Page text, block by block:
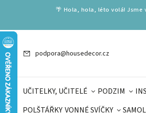
🌴 Hola, hola, léto volá! Jsme
podpora@housedecor.cz
UČITELKY, UČITELÉ PODZIM
POLŠTÁŘKY VONNÉ SVÍČKY